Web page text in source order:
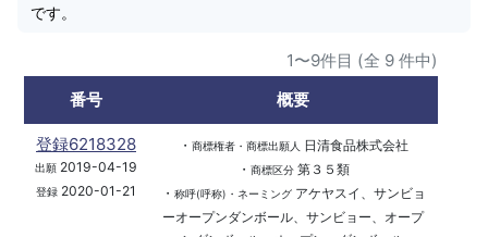
です。
1〜9件目 (全 9 件中)
番号
概要
登録6218328
出願 2019-04-19
登録 2020-01-21
・ 商標権者・商標出願人
日清食品株式会社
・ 商標区分第３５類
・ 称呼(呼称)・ネーミングアケヤスイ、サンビョ
ーオープンダンボール、サンビョー、オープ